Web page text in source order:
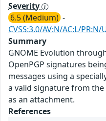
Severity
6.5 (Medium) -
CVSS:3.0/AV:N/AC:L/
Summary
GNOME Evolution
OpenPGP signatures
messages using a
a valid signature from
as an attachment.
References